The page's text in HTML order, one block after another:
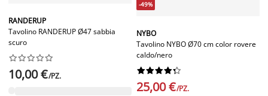
RANDERUP
Tavolino RANDERUP Ø47 sabbia
scuro






10,00 €/PZ.
-49%
NYBO
Tavolino NYBO Ø70 cm color rovere
caldo/nero






25,00 €/PZ.